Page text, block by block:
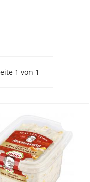
Seite
1 von 1